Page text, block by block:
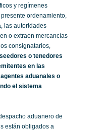
y regímenes
ordenamiento,
las autoridades
o extraen mercancías
consignatarios,
o tenedores
en las
aduanales o
el sistema
aduanero de
están obligados a